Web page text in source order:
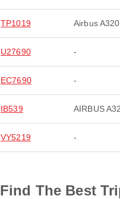
TP1019 Airbus A320
U27690 -
EC7690 -
IB539 AIRBUS
VY5219 -
Find The Best